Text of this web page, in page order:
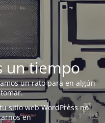
un tiempo
un rato para en algún
sitio web WordPress no
en